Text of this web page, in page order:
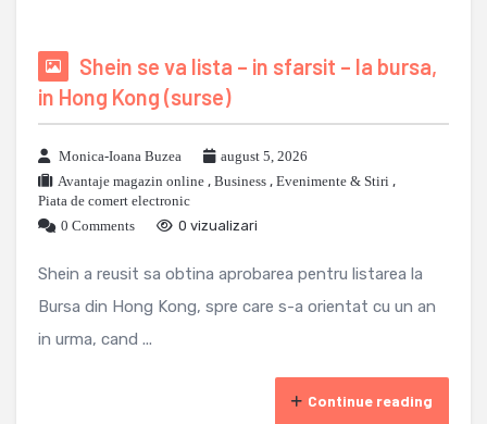
Shein se va lista – in sfarsit – la bursa,
in Hong Kong (surse)
Monica-Ioana Buzea
august 5, 2026
Avantaje magazin online , Business , Evenimente & Stiri ,
Piata de comert electronic
0 Comments
0 vizualizari
Shein a reusit sa obtina aprobarea pentru listarea la
Bursa din Hong Kong, spre care s-a orientat cu un an
in urma, cand ...
Continue reading